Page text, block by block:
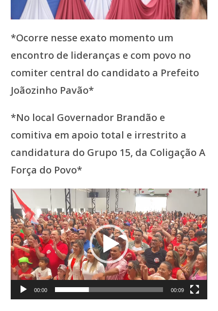
*Ocorre nesse exato momento um
encontro de lideranças e com povo no
comiter central do candidato a Prefeito
Joãozinho Pavão*
*No local Governador Brandão e
comitiva em apoio total e irrestrito a
candidatura do Grupo 15, da Coligação A
Força do Povo*
Tocador
de
vídeo
00:00 00:09